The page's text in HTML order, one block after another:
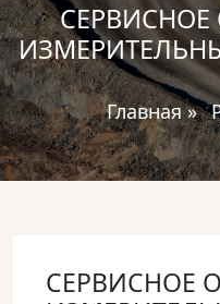
Главная»
СЕРВИСНОЕ